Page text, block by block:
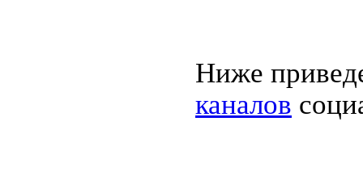
Ниже
каналов